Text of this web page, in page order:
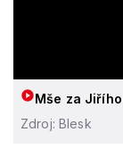
Mše za
Zdroj: Blesk